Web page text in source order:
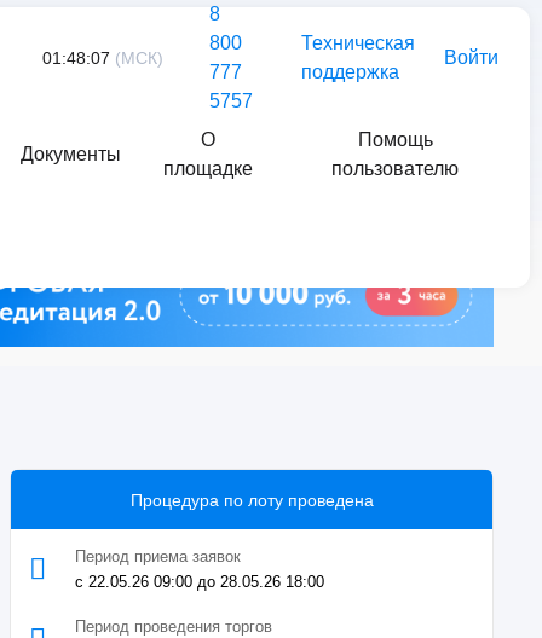
01:48:07 (МСК)
8
800
777
5757
Техническая
поддержка
Войти
Документы
О
площадке
Помощь
пользователю
Процедура по лоту проведена
Период приема заявок
с 22.05.26 09:00 до 28.05.26 18:00
Период проведения торгов